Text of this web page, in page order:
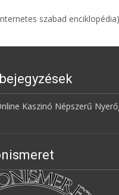
szabad enciklopédia)
Kaszinó Népszerű